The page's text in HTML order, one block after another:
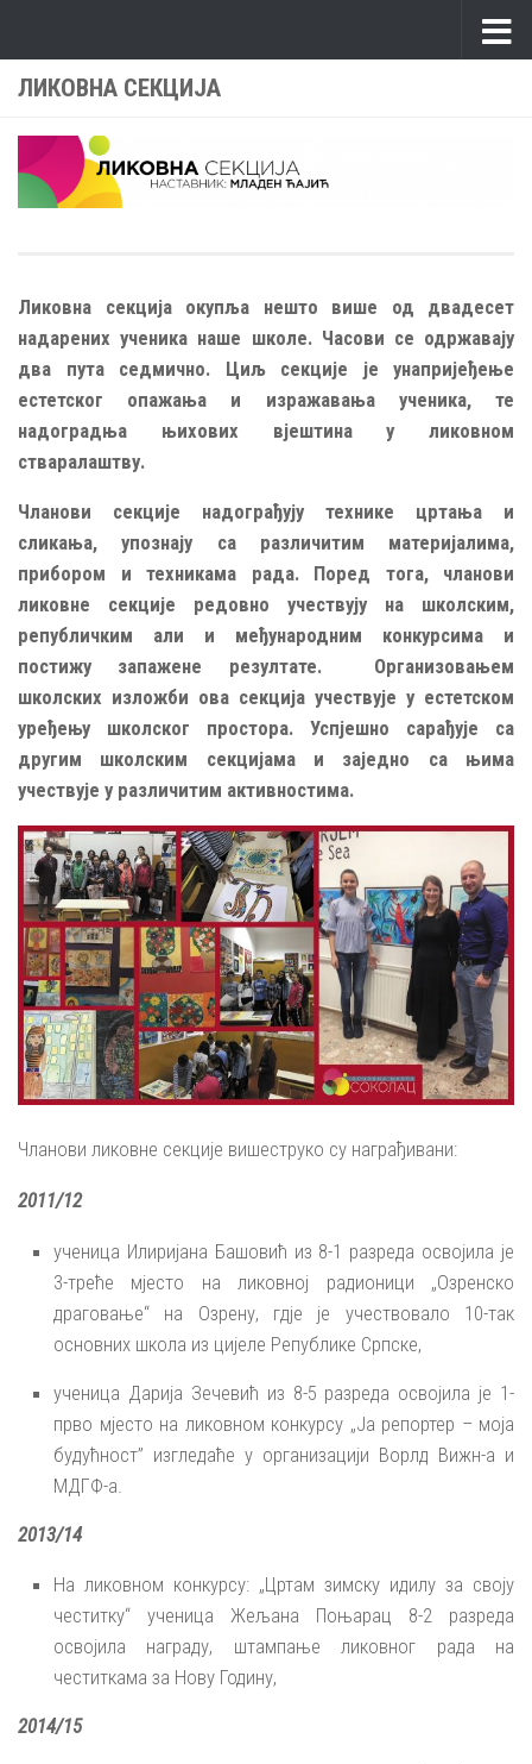
ЛИКОВНА СЕКЦИЈА
Ликовна секција окупља нешто више од двадесет
надарених ученика наше школе. Часови се одржавају
два пута седмично. Циљ секције је унапријеђење
естетског опажања и изражавања ученика, те
надоградња њихових вјештина у ликовном
стваралаштву.
Чланови секције надограђују технике цртања и
сликања, упознају са различитим материјалима,
прибором и техникама рада. Поред тога, чланови
ликовне секције редовно учествују на школским,
републичким али и међународним конкурсима и
постижу запажене резултате. Организовањем
школских изложби ова секција учествује у естетском
уређењу школског простора. Успјешно сарађује са
другим школским секцијама и заједно са њима
учествује у различитим активностима.
Чланови ликовне секције вишеструко су награђивани:
2011/12
ученица Илиријана Башовић из 8-1 разреда освојила је
3-треће мјесто на ликовној радионици „Озренско
драговање“ на Озрену, гдје је учествовало 10-так
основних школа из цијеле Републике Српске,
ученица Дарија Зечевић из 8-5 разреда освојила је 1-
прво мјесто на ликовном конкурсу „Ја репортер – моја
будућност” изгледаће у организацији Ворлд Вижн-а и
МДГФ-а.
2013/14
На ликовном конкурсу: „Цртам зимску идилу за своју
честитку“ ученица Жељана Поњарац 8-2 разреда
освојила награду, штампање ликовног рада на
честиткама за Нову Годину,
2014/15